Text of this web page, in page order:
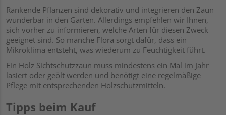
Rankende Pflanzen sind dekorativ und integrieren den Zaun
wunderbar in den Garten. Allerdings empfehlen wir Ihnen,
sich vorher zu informieren, welche Arten für diesen Zweck
geeignet sind. So manche Flora sorgt dafür, dass ein
Mikroklima entsteht, was wiederum zu Feuchtigkeit führt.
Ein Holz Sichtschutzzaun muss mindestens ein Mal im Jahr
lasiert oder geölt werden und benötigt eine regelmäßige
Pflege mit entsprechenden Holzschutzmitteln.
Tipps beim Kauf